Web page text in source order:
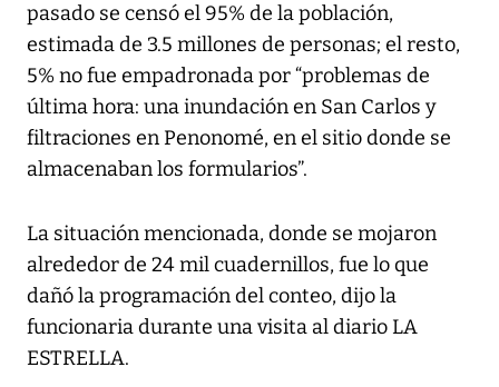
pasado se censó el 95% de la población,
estimada de 3.5 millones de personas; el resto,
5% no fue empadronada por “problemas de
última hora: una inundación en San Carlos y
filtraciones en Penonomé, en el sitio donde se
almacenaban los formularios”.
La situación mencionada, donde se mojaron
alrededor de 24 mil cuadernillos, fue lo que
dañó la programación del conteo, dijo la
funcionaria durante una visita al diario LA
ESTRELLA.